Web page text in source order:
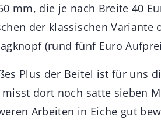
mm, die je nach Breite 40
der klassischen
(rund fünf Euro
Plus der Beitel ist für uns
dort noch satte sieben
Arbeiten in Eiche gut